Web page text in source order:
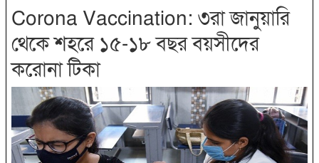
Corona Vaccination: ৩রা জানুয়ারি
থেকে শহরে ১৫-১৮ বছর বয়সীদের
করোনা টিকা